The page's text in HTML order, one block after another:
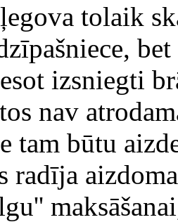
tolaik
izsniegti
nav
tam būtu
radīja